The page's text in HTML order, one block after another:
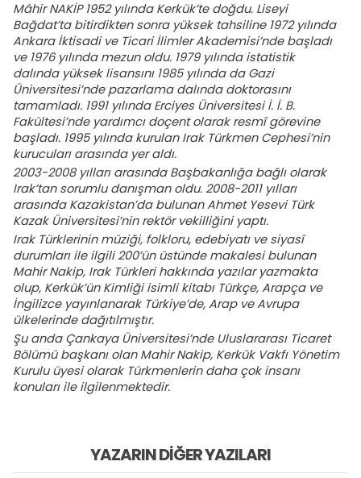
Mâhir NAKİP 1952 yılında Kerkük’te doğdu. Liseyi
Bağdat’ta bitirdikten sonra yüksek tahsiline 1972 yılında
Ankara İktisadi ve Ticari İlimler Akademisi’nde başladı
ve 1976 yılında mezun oldu. 1979 yılında istatistik
dalında yüksek lisansını 1985 yılında da Gazi
Üniversitesi’nde pazarlama dalında doktorasını
tamamladı. 1991 yılında Erciyes Üniversitesi İ. İ. B.
Fakültesi’nde yardımcı doçent olarak resmî görevine
başladı. 1995 yılında kurulan Irak Türkmen Cephesi’nin
kurucuları arasında yer aldı.
2003-2008 yılları arasında Başbakanlığa bağlı olarak
Irak’tan sorumlu danışman oldu. 2008-2011 yılları
arasında Kazakistan’da bulunan Ahmet Yesevi Türk
Kazak Üniversitesi’nin rektör vekilliğini yaptı.
Irak Türklerinin müziği, folkloru, edebiyatı ve siyasî
durumları ile ilgili 200’ün üstünde makalesi bulunan
Mahir Nakip, Irak Türkleri hakkında yazılar yazmakta
olup, Kerkük’ün Kimliği isimli kitabı Türkçe, Arapça ve
İngilizce yayınlanarak Türkiye’de, Arap ve Avrupa
ülkelerinde dağıtılmıştır.
Şu anda Çankaya Üniversitesi’nde Uluslararası Ticaret
Bölümü başkanı olan Mahir Nakip, Kerkük Vakfı Yönetim
Kurulu üyesi olarak Türkmenlerin daha çok insanı
konuları ile ilgilenmektedir.
YAZARIN DIĞER YAZILARI